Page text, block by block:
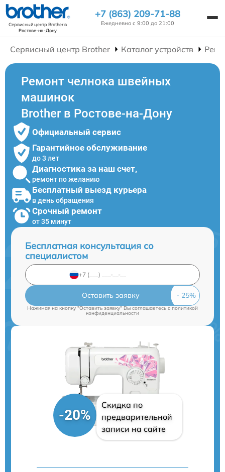
Сервисный центр Brotherв
Ростове-на-Дону
+7 (863) 209-71-88
Ежедневно с 9:00 до 21:00
Сервисный центр Brother Каталог устройств
Ремонт челнока швейных
машинок
Brother в Ростове-на-Дону
Официальный сервис
Гарантийное обслуживание
до 3 лет
Диагностика за наш счет,
ремонт по желанию
Бесплатный выезд курьера
в день обращения
Срочный ремонт
от 35 минут
Бесплатная консультация со
специалистом
Оставить заявку
Нажимая на кнопку "Оставить заявку" Вы соглашаетесь cполитикой
конфиденциальности
-20%
Скидка по
предварительной
записи на сайте